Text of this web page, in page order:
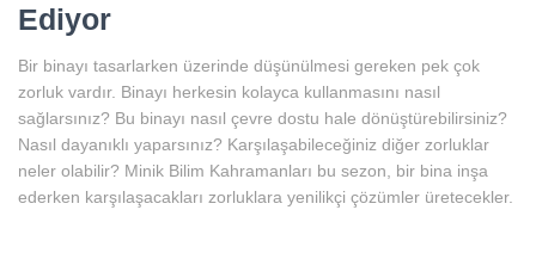
Ediyor
Bir binayı tasarlarken üzerinde düşünülmesi gereken pek çok
zorluk vardır. Binayı herkesin kolayca kullanmasını nasıl
sağlarsınız? Bu binayı nasıl çevre dostu hale dönüştürebilirsiniz?
Nasıl dayanıklı yaparsınız? Karşılaşabileceğiniz diğer zorluklar
neler olabilir? Minik Bilim Kahramanları bu sezon, bir bina inşa
ederken karşılaşacakları zorluklara yenilikçi çözümler üretecekler.